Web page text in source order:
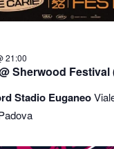
Sherwood Festival
21:00
Stadio Euganeo